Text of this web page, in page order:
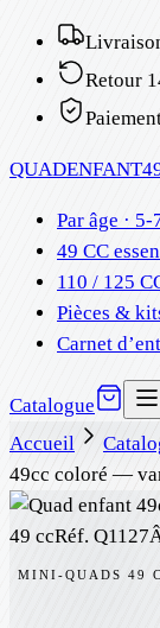
Retour
QUADENFANT
Par âge · 5-
49 CC
110 / 125
Pièces &
Carnet
Catalogue
Accueil
49cc coloré —
49 ccRéf. Q1127
MINI-QUADS 49